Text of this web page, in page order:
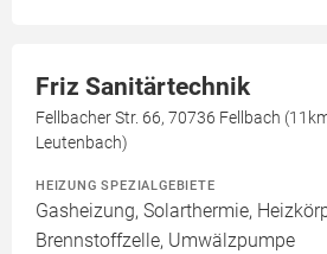
Friz Sanitärtechnik
Fellbacher Str. 66, 70736 Fellbach
Leutenbach)
HEIZUNG SPEZIALGEBIETE
Gasheizung, Solarthermie,
Brennstoffzelle, Umwälzpumpe